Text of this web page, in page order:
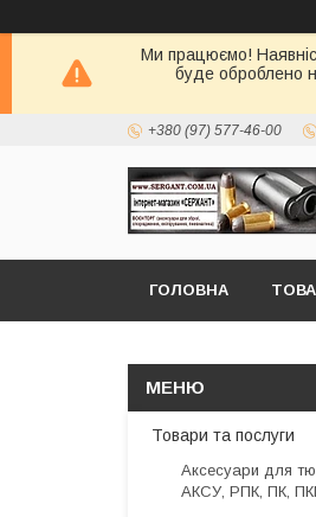
Ми працюємо!
буде оброблено
+380 (97) 577-46-00
ГОЛОВНА
Товари та послуги
Аксесуари для
АКСУ, РПК, ПК,